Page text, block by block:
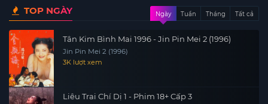
TOP NGÀY Ngày Tuần Tháng Tất cả
Tân Kim Bình Mai 1996 - Jin Pin Mei 2 (1996)
Jin Pin Mei 2 (1996)
3K lượt xem
Liêu Trai Chí Dị 1 - Phim 18+ Cấp 3